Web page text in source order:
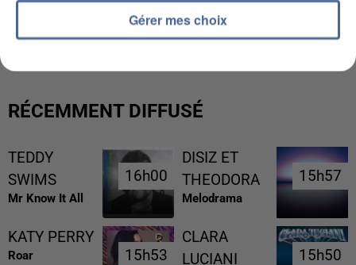
LES DONNÉES DE 300 000 CLIENTS DÉROBÉES À
INTERMARCHÉ APRÈS UNE...
RÉCEMMENT DIFFUSÉ
TEDDY
SWIMS
Mr Know It All
16h00
16h00
DISIZ ET
THEODORA
Melodrama
15h57
15h57
KATY PERRY
Roar 15h53
15h53
CLARA
LUCIANI
15h50
15h50
Gérer mes choix